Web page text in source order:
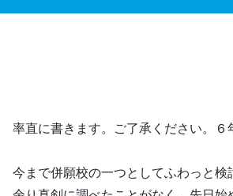
率直に書きます。ご了承ください。６
今まで併願校の一つとしてふわっと検